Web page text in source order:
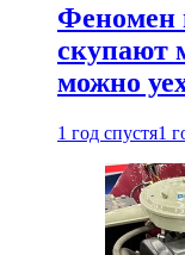
Феномен
скупают
можно
1 год спустя1